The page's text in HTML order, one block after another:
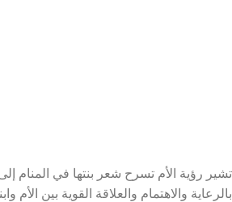
تشير رؤية الأم تسرح شعر بنتها في المنام
بالرعاية والاهتمام والعلاقة القوية بين الأم